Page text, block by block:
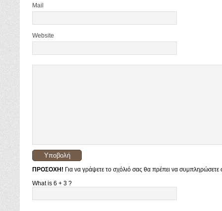
Mail
Website
ΠΡΟΣΟΧΗ! Για να γράψετε το σχόλιό σας θα πρέπει να
What is 6 + 3 ?